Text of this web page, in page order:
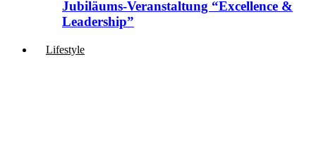
Jubiläums-Veranstaltung “Excellence &
Leadership”
Lifestyle